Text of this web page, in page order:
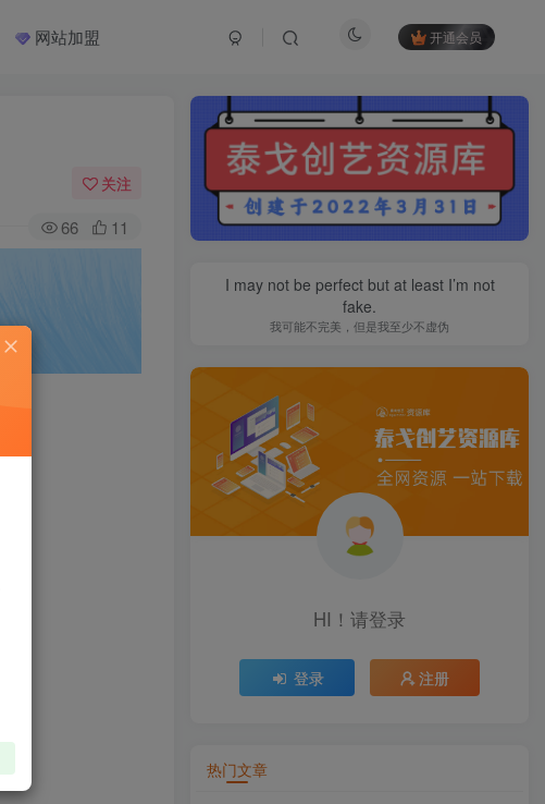
网站加盟 开通会员
关注
66 11
I may not be perfect but at least I’m not
fake.
我可能不完美，但是我至少不虚伪
HI！请登录
登录 注册
热门文章